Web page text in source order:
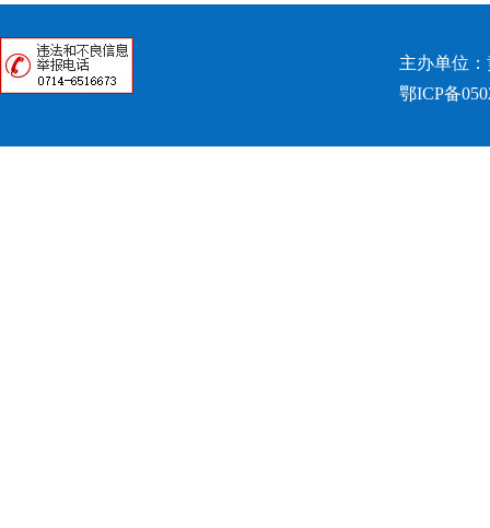
主办单位
鄂ICP备